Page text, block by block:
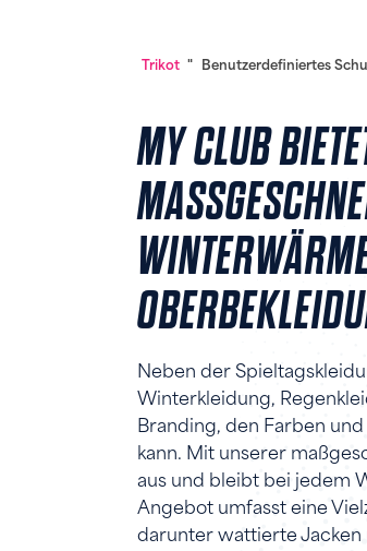
Trikot Benutzerdefiniertes
MY CLUB
Neben der
Winterkleidung,
Branding, den Farben
kann. Mit unserer
aus und bleibt bei jedem
Angebot umfasst eine
darunter wattierte Jacken